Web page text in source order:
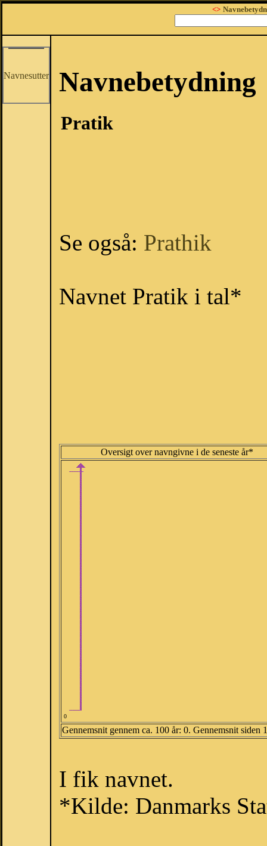
<>
Navnesutter Navnebetydning
Pratik
Se også: Prathik
Navnet Pratik i tal*
Oversigt over navngivne i de seneste år*
0
Gennemsnit gennem ca. 100 år: 0. Gennemsnit siden
I fik navnet.
*Kilde: Danmarks